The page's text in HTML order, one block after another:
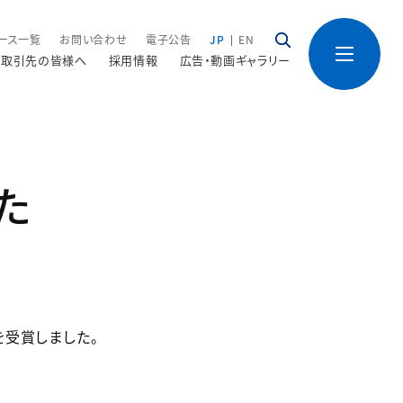
ス一覧 お問い合わせ 電子公告 JP EN
取引先の皆様へ 採用情報 広告・動画ギャラリー
賞しました。